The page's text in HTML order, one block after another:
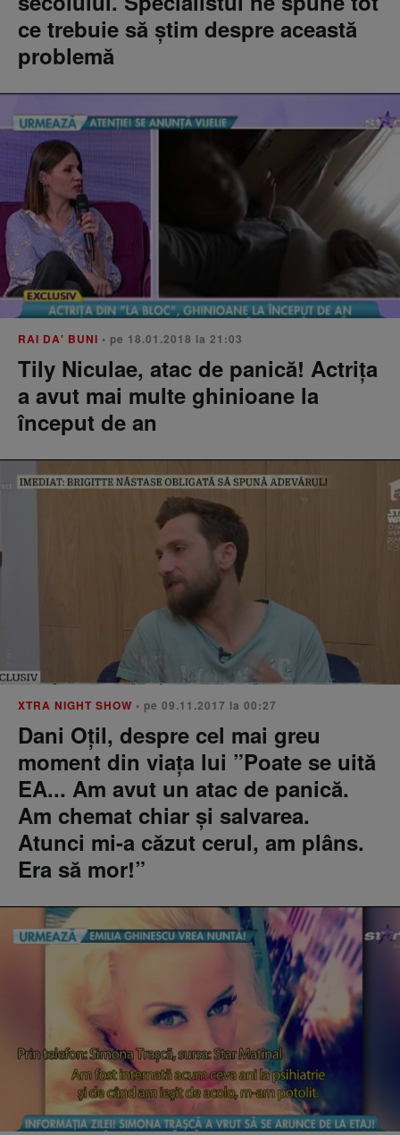
ce trebuie să știm despre această
problemă
RAI DA' BUNI • pe 18.01.2018 la 21:03
Tily Niculae, atac de panică! Actrița
a avut mai multe ghinioane la
început de an
XTRA NIGHT SHOW • pe 09.11.2017 la 00:27
Dani Oțil, despre cel mai greu
moment din viața lui ”Poate se uită
EA... Am avut un atac de panică.
Am chemat chiar și salvarea.
Atunci mi-a căzut cerul, am plâns.
Era să mor!”